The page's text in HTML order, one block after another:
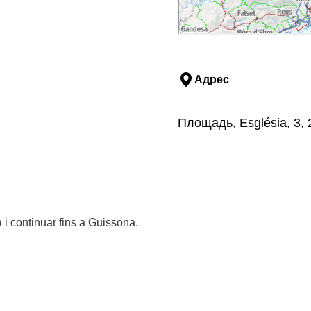
Адрес
Площадь, Església, 3,
i continuar fins a Guissona.